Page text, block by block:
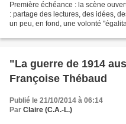
Première échéance : la scène
: partage des lectures, des idées,
un peu, en fond, une volonté
"La guerre de 1914
Françoise Thébaud
Publié le 21/10/2014 à 06:14
Par Claire (C.A.-L.)